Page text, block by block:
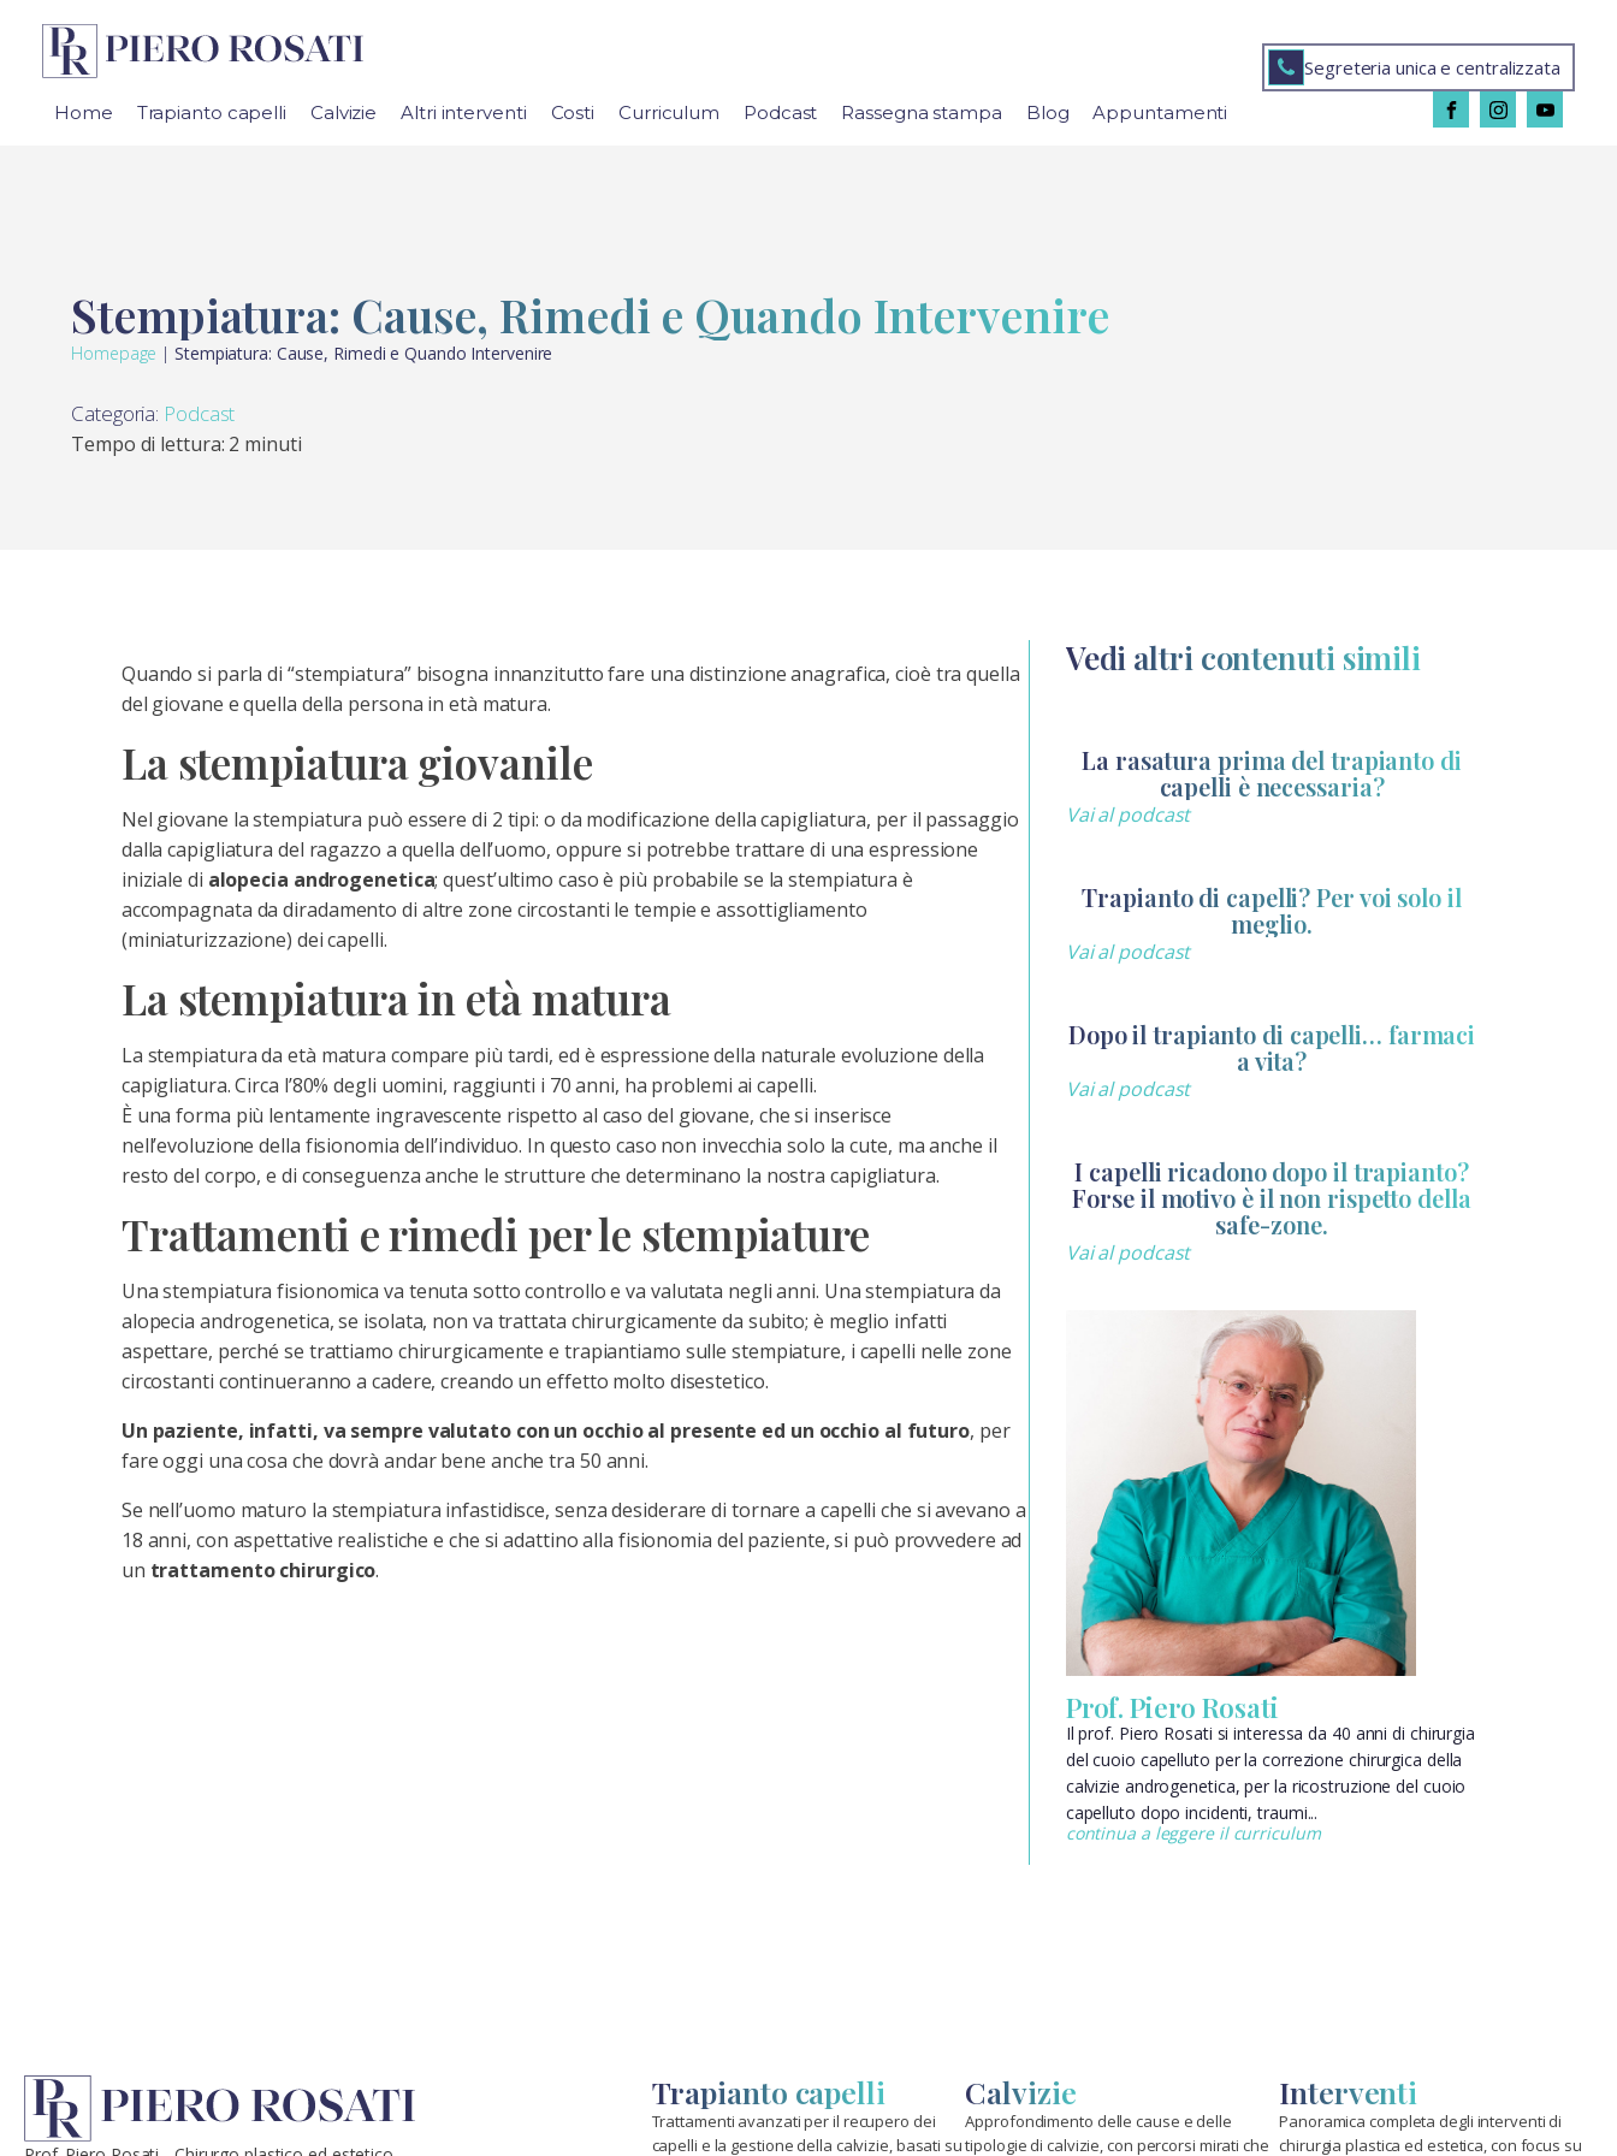
Home Trapianto capelli Calvizie Altri interventi Costi Curriculum Podcast Rassegna stampa Blog Appuntamenti
Segreteria unica e centralizzata
Stempiatura: Cause, Rimedi e Quando Intervenire
Homepage |Stempiatura: Cause, Rimedi e Quando Intervenire
Categoria: Podcast
Tempo di lettura: 2 minuti
Quando si parla di “stempiatura” bisogna innanzitutto fare una distinzione anagrafica, cioè tra quella
del giovane e quella della persona in età matura.
La stempiatura giovanile
Nel giovane la stempiatura può essere di 2 tipi: o da modificazione della capigliatura, per il passaggio
dalla capigliatura del ragazzo a quella dell’uomo, oppure si potrebbe trattare di una espressione
iniziale di alopecia androgenetica; quest’ultimo caso è più probabile se la stempiatura è
accompagnata da diradamento di altre zone circostanti le tempie e assottigliamento
(miniaturizzazione) dei capelli.
La stempiatura in età matura
La stempiatura da età matura compare più tardi, ed è espressione della naturale evoluzione della
capigliatura. Circa l’80% degli uomini, raggiunti i 70 anni, ha problemi ai capelli.
È una forma più lentamente ingravescente rispetto al caso del giovane, che si inserisce
nell’evoluzione della fisionomia dell’individuo. In questo caso non invecchia solo la cute, ma anche il
resto del corpo, e di conseguenza anche le strutture che determinano la nostra capigliatura.
Trattamenti e rimedi per le stempiature
Una stempiatura fisionomica va tenuta sotto controllo e va valutata negli anni. Una stempiatura da
alopecia androgenetica, se isolata, non va trattata chirurgicamente da subito; è meglio infatti
aspettare, perché se trattiamo chirurgicamente e trapiantiamo sulle stempiature, i capelli nelle zone
circostanti continueranno a cadere, creando un effetto molto disestetico.
Un paziente, infatti, va sempre valutato con un occhio al presente ed un occhio al futuro, per
fare oggi una cosa che dovrà andar bene anche tra 50 anni.
Se nell’uomo maturo la stempiatura infastidisce, senza desiderare di tornare a capelli che si avevano a
18 anni, con aspettative realistiche e che si adattino alla fisionomia del paziente, si può provvedere ad
un trattamento chirurgico.
Vedi altri contenuti simili
La rasatura prima del trapianto di
capelli è necessaria?
Vai al podcast
Trapianto di capelli? Per voi solo il
meglio.
Vai al podcast
Dopo il trapianto di capelli… farmaci
a vita?
Vai al podcast
I capelli ricadono dopo il trapianto?
Forse il motivo è il non rispetto della
safe-zone.
Vai al podcast
Prof. Piero Rosati
Il prof. Piero Rosati si interessa da 40 anni di chirurgia
del cuoio capelluto per la correzione chirurgica della
calvizie androgenetica, per la ricostruzione del cuoio
capelluto dopo incidenti, traumi...
continua a leggere il curriculum
Trapianto capelli
Trattamenti avanzati per il recupero dei
capelli e la gestione della calvizie, basati su
Calvizie
Approfondimento delle cause e delle
tipologie di calvizie, con percorsi mirati che
Interventi
Panoramica completa degli interventi di
chirurgia plastica ed estetica, con focus su